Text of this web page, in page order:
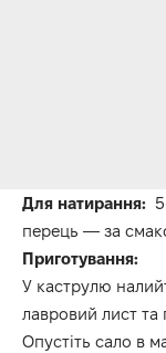
Для натирання:
перець — за
Приготування:
У каструлю
лавровий лист та
Опустіть сало в